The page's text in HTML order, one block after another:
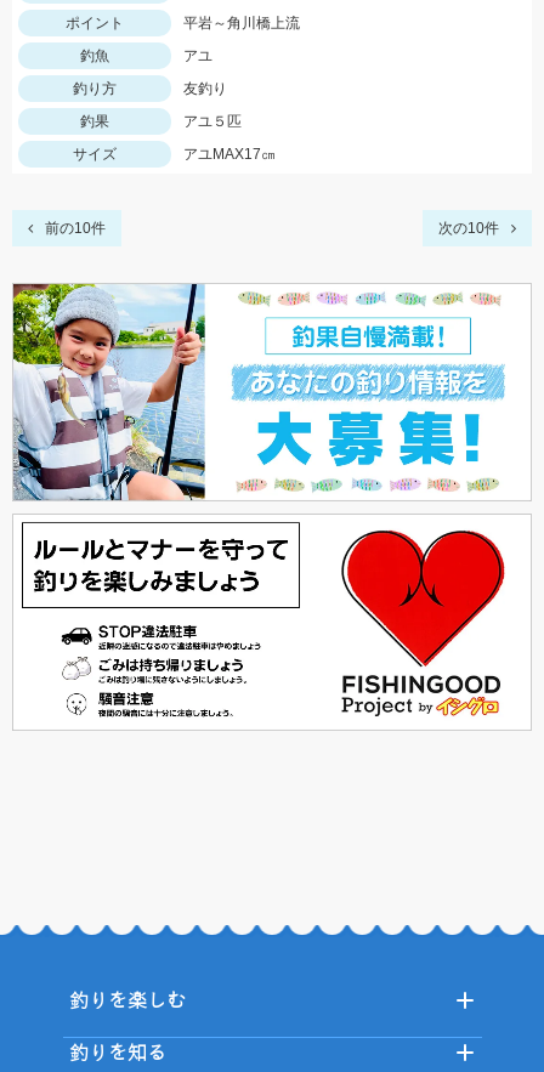
ポイント
平岩～角川橋上流
釣魚
アユ
釣り方
友釣り
釣果
アユ５匹
サイズ
アユMAX17㎝
前の10件 次の10件
釣りを楽しむ
釣りを知る